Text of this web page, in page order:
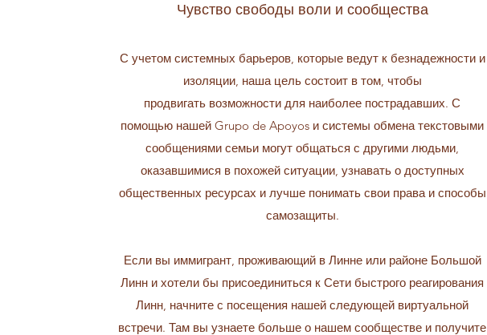
Чувство свободы воли и сообщества
С учетом системных барьеров, которые ведут к безнадежности и
изоляции, наша цель состоит в том, чтобы
продвигать возможности для наиболее пострадавших. С
помощью нашей Grupo de Apoyos и системы обмена текстовыми
сообщениями семьи могут общаться с другими людьми,
оказавшимися в похожей ситуации, узнавать о доступных
общественных ресурсах и лучше понимать свои права и способы
самозащиты.
Если вы иммигрант, проживающий в Линне или районе Большой
Линн и хотели бы присоединиться к Сети быстрого реагирования
Линн, начните с посещения нашей следующей виртуальной
встречи. Там вы узнаете больше о нашем сообществе и получите